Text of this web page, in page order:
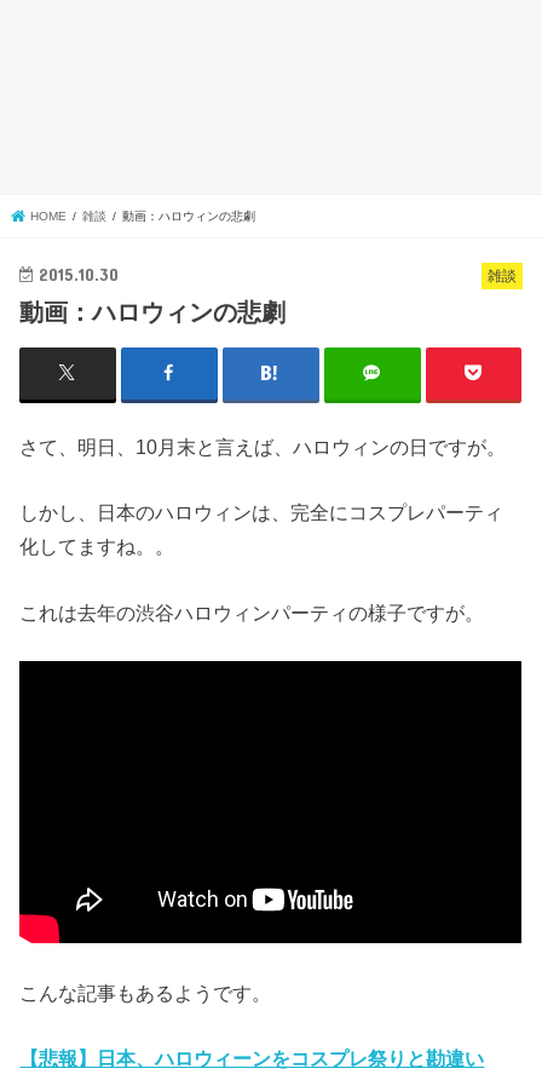
HOME 雑談 動画：ハロウィンの悲劇
雑談
2015.10.30
動画：ハロウィンの悲劇
さて、明日、10月末と言えば、ハロウィンの日ですが。
しかし、日本のハロウィンは、完全にコスプレパーティ
化してますね。。
これは去年の渋谷ハロウィンパーティの様子ですが。
こんな記事もあるようです。
【悲報】日本、ハロウィーンをコスプレ祭りと勘違い